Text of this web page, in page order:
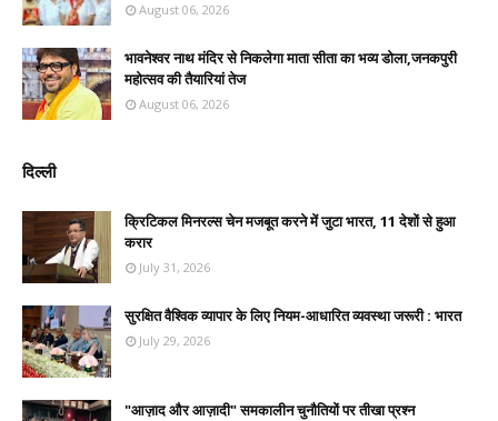
August 06, 2026
भावनेश्वर नाथ मंदिर से निकलेगा माता सीता का भव्य डोला,जनकपुरी
महोत्सव की तैयारियां तेज
August 06, 2026
दिल्ली
क्रिटिकल मिनरल्स चेन मजबूत करने में जुटा भारत, 11 देशों से हुआ
करार
July 31, 2026
सुरक्षित वैश्विक व्यापार के लिए नियम-आधारित व्यवस्था जरूरी : भारत
July 29, 2026
"आज़ाद और आज़ादी" समकालीन चुनौतियों पर तीखा प्रश्न